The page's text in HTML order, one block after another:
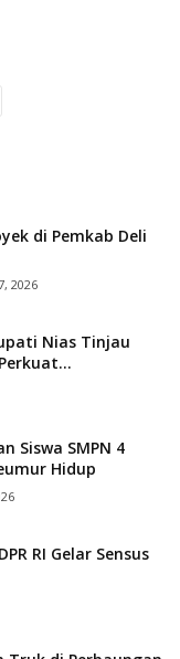
di Pemkab Deli
2026
Nias Tinjau
Siswa SMPN 4
Hidup
RI Gelar Sensus